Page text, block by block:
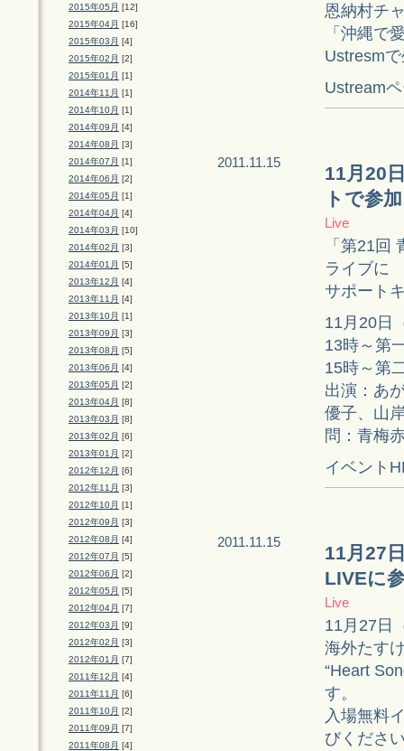
2015年05月 [12]
2015年04月 [16]
2015年03月 [4]
2015年02月 [2]
2015年01月 [1]
2014年11月 [1]
2014年10月 [1]
2014年09月 [4]
2014年08月 [3]
2014年07月 [1]
2014年06月 [2]
2014年05月 [1]
2014年04月 [4]
2014年03月 [10]
2014年02月 [3]
2014年01月 [5]
2013年12月 [4]
2013年11月 [4]
2013年10月 [1]
2013年09月 [3]
2013年08月 [5]
2013年06月 [4]
2013年05月 [2]
2013年04月 [8]
2013年03月 [8]
2013年02月 [6]
2013年01月 [2]
2012年12月 [6]
2012年11月 [3]
2012年10月 [1]
2012年09月 [3]
2012年08月 [4]
2012年07月 [5]
2012年06月 [2]
2012年05月 [5]
2012年04月 [7]
2012年03月 [9]
2012年02月 [3]
2012年01月 [7]
2011年12月 [4]
2011年11月 [6]
2011年10月 [2]
2011年09月 [7]
2011年08月 [4]
恩納村チ
「沖縄で
Ustresm
Ustream
2011.11.15
11月20
トで参加
Live
「第21回
ライブに
サポート
11月20日
13時～第
15時～第
出演：あ
優子、山
問：青梅
イベント
2011.11.15
11月27
LIVEに
Live
11月27日
海外たす
“Heart
す。
入場無料
びくださ